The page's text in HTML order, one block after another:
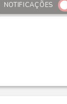
NOTIFICAÇÕES